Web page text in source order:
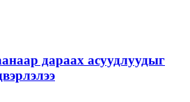
дараах асуудлуудыг